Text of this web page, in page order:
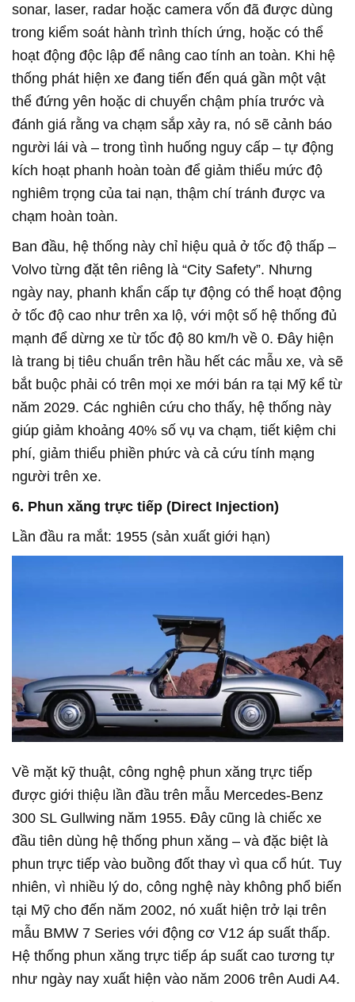
sonar, laser, radar hoặc camera vốn đã được dùng
trong kiểm soát hành trình thích ứng, hoặc có thể
hoạt động độc lập để nâng cao tính an toàn. Khi hệ
thống phát hiện xe đang tiến đến quá gần một vật
thể đứng yên hoặc di chuyển chậm phía trước và
đánh giá rằng va chạm sắp xảy ra, nó sẽ cảnh báo
người lái và – trong tình huống nguy cấp – tự động
kích hoạt phanh hoàn toàn để giảm thiểu mức độ
nghiêm trọng của tai nạn, thậm chí tránh được va
chạm hoàn toàn.
Ban đầu, hệ thống này chỉ hiệu quả ở tốc độ thấp –
Volvo từng đặt tên riêng là “City Safety”. Nhưng
ngày nay, phanh khẩn cấp tự động có thể hoạt động
ở tốc độ cao như trên xa lộ, với một số hệ thống đủ
mạnh để dừng xe từ tốc độ 80 km/h về 0. Đây hiện
là trang bị tiêu chuẩn trên hầu hết các mẫu xe, và sẽ
bắt buộc phải có trên mọi xe mới bán ra tại Mỹ kể từ
năm 2029. Các nghiên cứu cho thấy, hệ thống này
giúp giảm khoảng 40% số vụ va chạm, tiết kiệm chi
phí, giảm thiểu phiền phức và cả cứu tính mạng
người trên xe.
6. Phun xăng trực tiếp (Direct Injection)
Lần đầu ra mắt: 1955 (sản xuất giới hạn)
Về mặt kỹ thuật, công nghệ phun xăng trực tiếp
được giới thiệu lần đầu trên mẫu Mercedes-Benz
300 SL Gullwing năm 1955. Đây cũng là chiếc xe
đầu tiên dùng hệ thống phun xăng – và đặc biệt là
phun trực tiếp vào buồng đốt thay vì qua cổ hút. Tuy
nhiên, vì nhiều lý do, công nghệ này không phổ biến
tại Mỹ cho đến năm 2002, nó xuất hiện trở lại trên
mẫu BMW 7 Series với động cơ V12 áp suất thấp.
Hệ thống phun xăng trực tiếp áp suất cao tương tự
như ngày nay xuất hiện vào năm 2006 trên Audi A4.